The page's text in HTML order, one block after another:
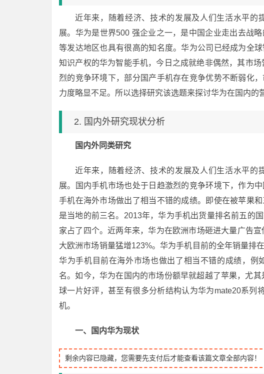
近年来，随着经济、技术的发展及人们生活水平的
展。华为是世界500 强企业之一，是中国企业走出去战
等发达地区也具有很高的知名度。华为公司已经成为全
知识产权的华为智能手机，今日之成就绝非偶然，其市
烈的竞争环境下，部分国产手机存在竞争优势不断弱化
力度略显不足。所以选择研究该选题来探讨华为在国内的
2. 国内外研究现状分析
国内外同类研究
近年来，随着经济、技术的发展及人们生活水平的
展。国内手机市场也处于日趋激烈的竞争环境下，作为
手机在海外市场做出了相当不错的成绩。即使在被苹果
是当地的前三名。2013年，华为手机出货量排名前五的
家占了四个。近两年来，华为在欧洲市场砸进大量广告
大欧洲市场销量猛增123%。华为手机目前的全年销量排
华为手机目前在海外市场也做出了相当不错的成绩，
名。如今，华为在国内的市场份额早就超越了苹果，尤
球一片好评，甚至有很多分析结构认为华为mate20系列
机。
一、国内华为现状
剩余内容已隐藏，您需要先支付后才能查看该篇文章全部内容！